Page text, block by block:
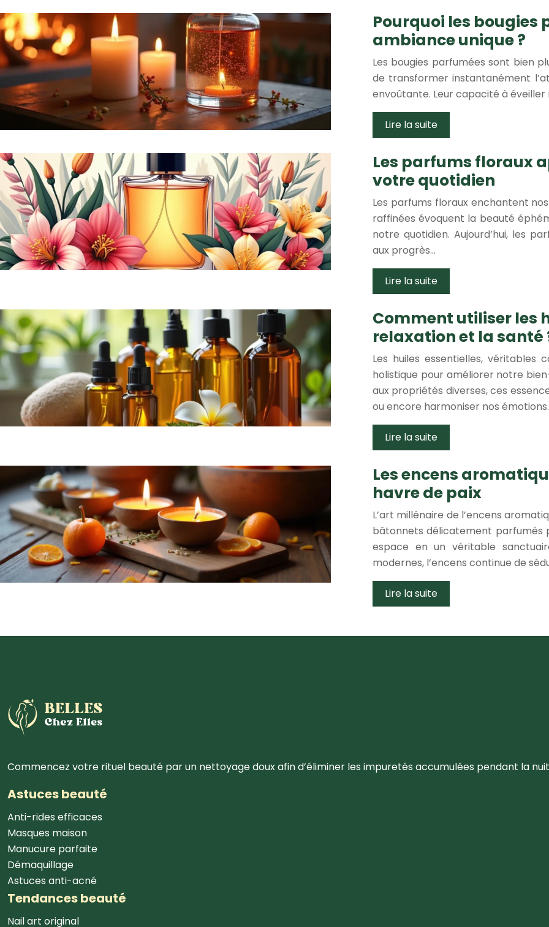
Pourquoi les
ambiance unique ?
Les bougies parfumées sont bien
de transformer instantanément
envoûtante. Leur capacité à
Lire la suite
Les parfums floraux
votre quotidien
Les parfums floraux enchantent
raffinées évoquent la beauté
notre quotidien. Aujourd’hui, les
aux progrès…
Lire la suite
Comment utiliser les
relaxation et la santé
Les huiles essentielles,
holistique pour améliorer notre
aux propriétés diverses, ces
ou encore harmoniser nos
Lire la suite
Les encens
havre de paix
L’art millénaire de l’encens
bâtonnets délicatement parfumés
espace en un véritable
modernes, l’encens continue de
Lire la suite
Commencez votre rituel beauté par un nettoyage doux afin d’éliminer les impuretés accumulées pendant la
Astuces beauté
Anti-rides efficaces
Masques maison
Manucure parfaite
Démaquillage
Astuces anti-acné
Tendances beauté
Nail art original